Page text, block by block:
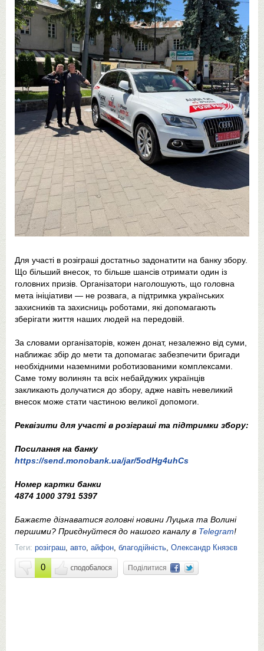
Для участі в розіграші достатньо задонатити на банку збору.
Що більший внесок, то більше шансів отримати один із
головних призів. Організатори наголошують, що головна
мета ініціативи — не розвага, а підтримка українських
захисників та захисниць роботами, які допомагають
зберігати життя наших людей на передовій.
За словами організаторів, кожен донат, незалежно від суми,
наближає збір до мети та допомагає забезпечити бригади
необхідними наземними роботизованими комплексами.
Саме тому волинян та всіх небайдужих українців
закликають долучатися до збору, адже навіть невеликий
внесок може стати частиною великої допомоги.
Реквізити для участі в розіграші та підтримки збору:
Посилання на банку
https://send.monobank.ua/jar/5odHg4uhCs
Номер картки банки
4874 1000 3791 5397
Бажаєте дізнаватися головні новини Луцька та Волині
першими? Приєднуйтеся до нашого каналу в Telegram!
Теги: розіграш, авто, айфон, благодійність, Олександр Князєв
0 Поділитися